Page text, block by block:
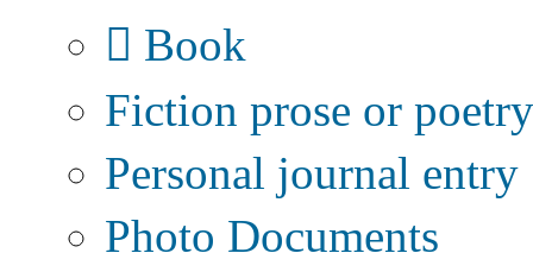
Book
Fiction prose or poetry
Personal journal entry
Photo Documents